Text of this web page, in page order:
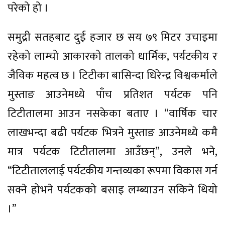
परेको हो ।
समुद्री सतहबाट दुई हजार छ सय ७९ मिटर उचाइमा
रहेको लाम्चो आकारको तालको धार्मिक, पर्यटकीय र
जैविक महत्व छ । टिटीका बासिन्दा धिरेन्द्र विश्वकर्माले
मुस्ताङ आउनेमध्ये पाँच प्रतिशत पर्यटक पनि
टिटीतालमा आउन नसकेका बताए । “वार्षिक चार
लाखभन्दा बढी पर्यटक भित्रने मुस्ताङ आउनेमध्ये कमै
मात्र पर्यटक टिटीतालमा आउँछन्”, उनले भने,
“टिटीताललाई पर्यटकीय गन्तव्यका रूपमा विकास गर्न
सक्ने होभने पर्यटकको बसाइ लम्ब्याउन सकिने थियो
।”